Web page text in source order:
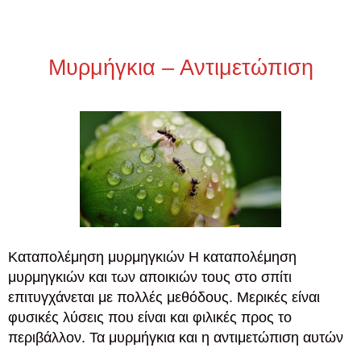
Μυρμήγκια – Αντιμετώπιση
Καταπολέμηση μυρμηγκιών H καταπολέμηση
μυρμηγκιών και των αποικιών τους στο σπίτι
επιτυγχάνεται με πολλές μεθόδους. Μερικές είναι
φυσικές λύσεις που είναι και φιλικές προς το
περιβάλλον. Τα μυρμήγκια και η αντιμετώπιση αυτών